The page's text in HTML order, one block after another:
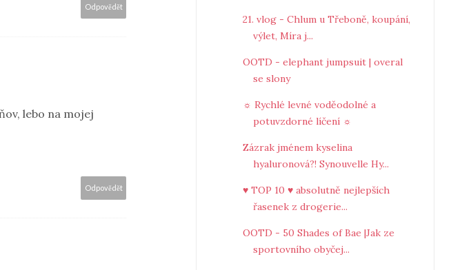
Odpovědět
lebo na mojej
Odpovědět
21. vlog - Chlum u Třeboně, koupání,
výlet, Míra j...
OOTD - elephant jumpsuit | overal
se slony
☼ Rychlé levné voděodolné a
potuvzdorné líčení ☼
Zázrak jménem kyselina
hyaluronová?! Synouvelle Hy...
♥ TOP 10 ♥ absolutně nejlepších
řasenek z drogerie...
OOTD - 50 Shades of Bae |Jak ze
sportovního obyčej...